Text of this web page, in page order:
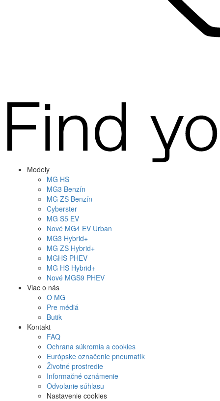
Modely
MG HS
MG3 Benzín
MG ZS Benzín
Cyberster
MG S5 EV
Nové MG4 EV Urban
MG3 Hybrid+
MG ZS Hybrid+
MGHS PHEV
MG HS Hybrid+
Nové MGS9 PHEV
Viac o nás
O MG
Pre médiá
Butik
Kontakt
FAQ
Ochrana súkromia a cookies
Európske označenie pneumatík
Životné prostredie
Informačné oznámenie
Odvolanie súhlasu
Nastavenie cookies